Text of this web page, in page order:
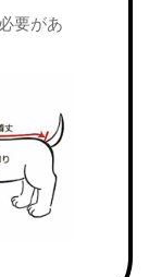
要があ